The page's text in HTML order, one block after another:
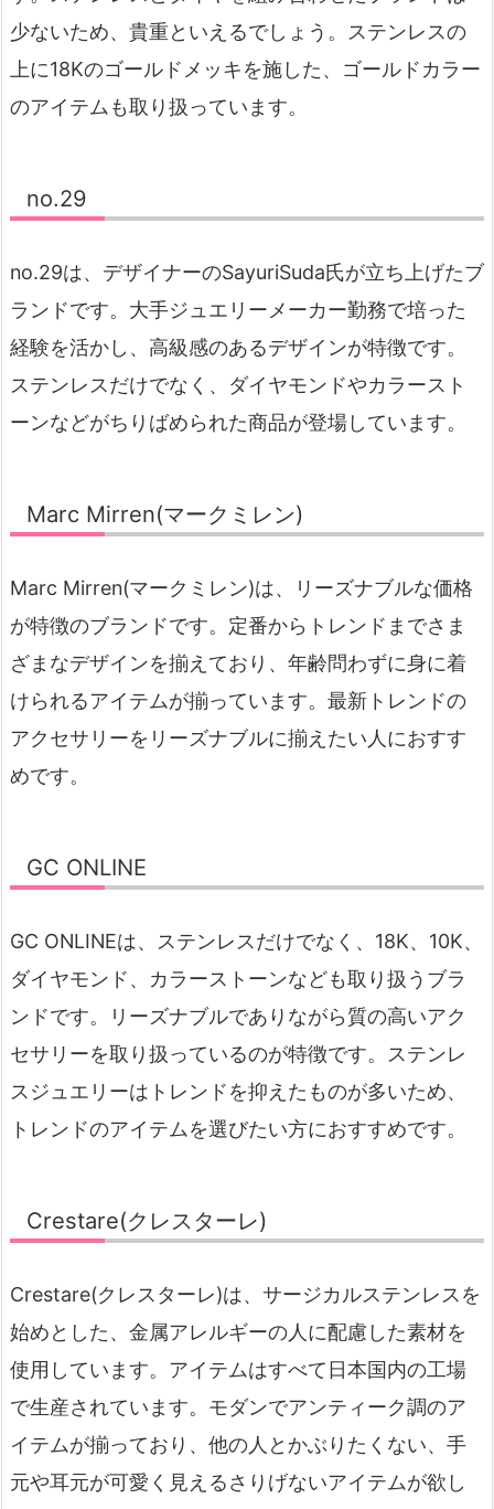
少ないため、貴重といえるでしょう。ステンレスの
上に18Kのゴールドメッキを施した、ゴールドカラー
のアイテムも取り扱っています。
no.29
no.29は、デザイナーのSayuriSuda氏が立ち上げたブ
ランドです。大手ジュエリーメーカー勤務で培った
経験を活かし、高級感のあるデザインが特徴です。
ステンレスだけでなく、ダイヤモンドやカラースト
ーンなどがちりばめられた商品が登場しています。
Marc Mirren(マークミレン)
Marc Mirren(マークミレン)は、リーズナブルな価格
が特徴のブランドです。定番からトレンドまでさま
ざまなデザインを揃えており、年齢問わずに身に着
けられるアイテムが揃っています。最新トレンドの
アクセサリーをリーズナブルに揃えたい人におすす
めです。
GC ONLINE
GC ONLINEは、ステンレスだけでなく、18K、10K、
ダイヤモンド、カラーストーンなども取り扱うブラ
ンドです。リーズナブルでありながら質の高いアク
セサリーを取り扱っているのが特徴です。ステンレ
スジュエリーはトレンドを抑えたものが多いため、
トレンドのアイテムを選びたい方におすすめです。
Crestare(クレスターレ)
Crestare(クレスターレ)は、サージカルステンレスを
始めとした、金属アレルギーの人に配慮した素材を
使用しています。アイテムはすべて日本国内の工場
で生産されています。モダンでアンティーク調のア
イテムが揃っており、他の人とかぶりたくない、手
元や耳元が可愛く見えるさりげないアイテムが欲し